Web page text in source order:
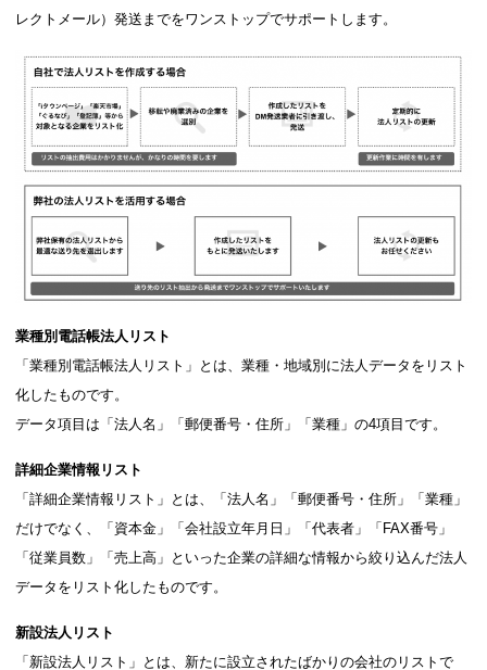
レクトメール）発送までをワンストップでサポートします。
業種別電話帳法人リスト
「業種別電話帳法人リスト」とは、業種・地域別に法人データをリスト
化したものです。
データ項目は「法人名」「郵便番号・住所」「業種」の4項目です。
詳細企業情報リスト
「詳細企業情報リスト」とは、「法人名」「郵便番号・住所」「業種」
だけでなく、「資本金」「会社設立年月日」「代表者」「FAX番号」
「従業員数」「売上高」といった企業の詳細な情報から絞り込んだ法人
データをリスト化したものです。
新設法人リスト
「新設法人リスト」とは、新たに設立されたばかりの会社のリストで